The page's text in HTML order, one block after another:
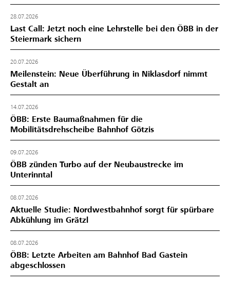
28.07.2026
Last Call: Jetzt noch eine Lehrstelle bei den ÖBB in der
Steiermark sichern
20.07.2026
Meilenstein: Neue Überführung in Niklasdorf nimmt
Gestalt an
14.07.2026
ÖBB: Erste Baumaßnahmen für die
Mobilitätsdrehscheibe Bahnhof Götzis
09.07.2026
ÖBB zünden Turbo auf der Neubaustrecke im
Unterinntal
08.07.2026
Aktuelle Studie: Nordwestbahnhof sorgt für spürbare
Abkühlung im Grätzl
08.07.2026
ÖBB: Letzte Arbeiten am Bahnhof Bad Gastein
abgeschlossen